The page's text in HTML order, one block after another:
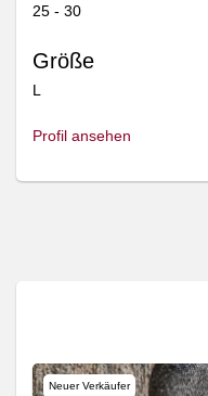
25 - 30
Größe
L
Profil ansehen
Neuer Verkäufer